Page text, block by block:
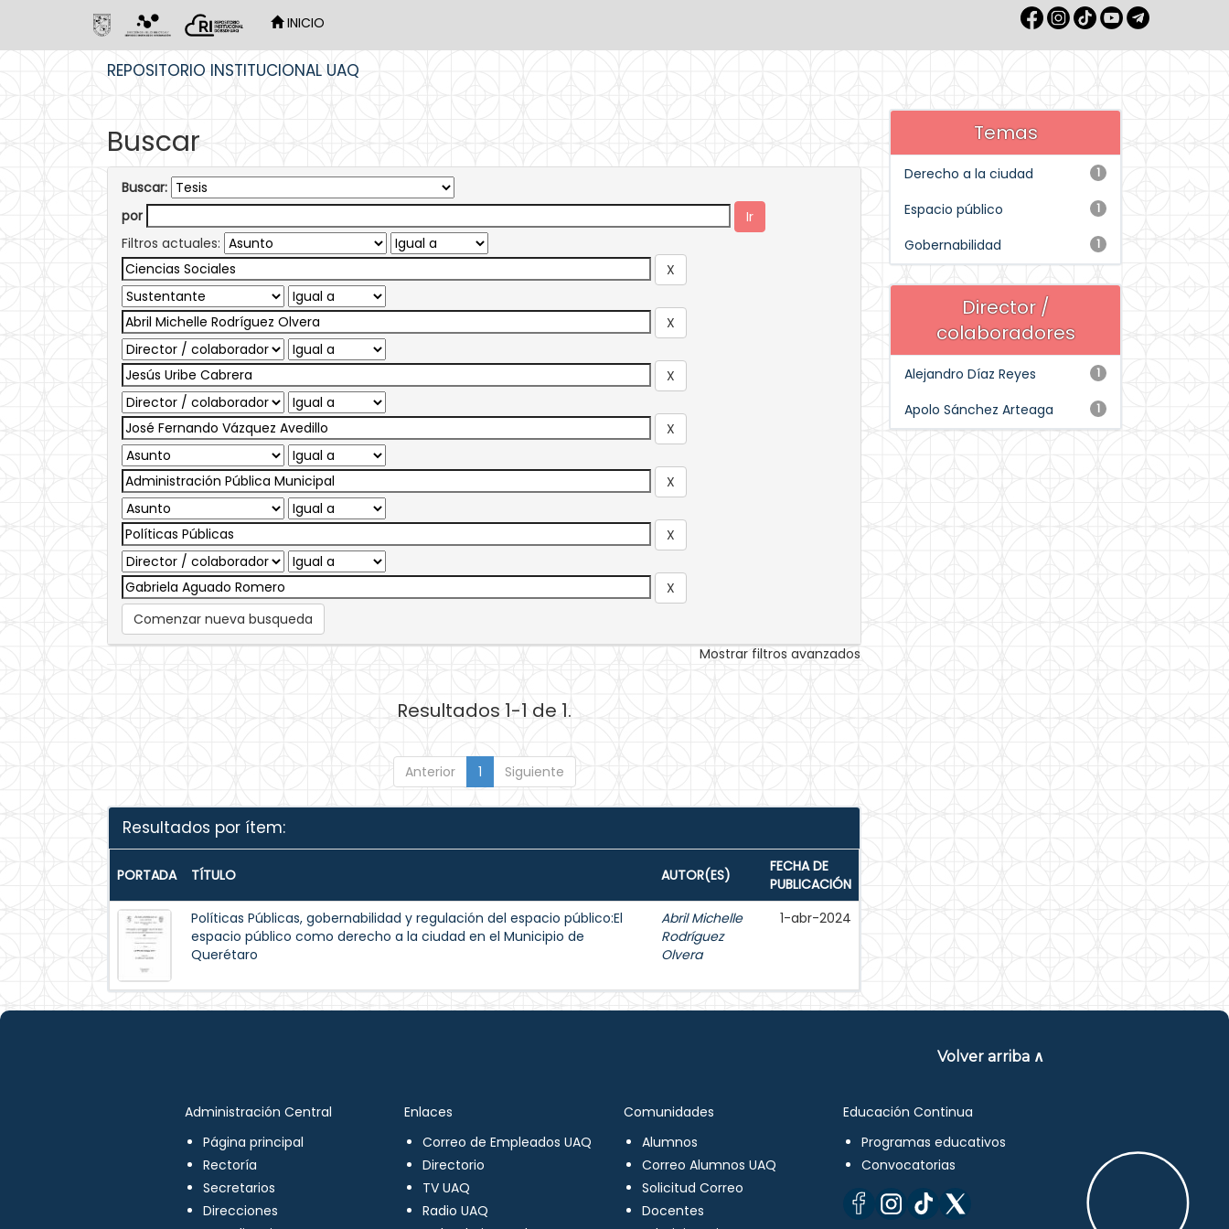
INICIO
REPOSITORIO INSTITUCIONAL UAQ
Buscar
Buscar:
por
Filtros actuales:
Comenzar nueva busqueda
Mostrar filtros avanzados
Resultados 1-1 de 1.
Anterior 1 Siguiente
Resultados por ítem:
PORTADA TÍTULO AUTOR(ES)
FECHA DE
PUBLICACIÓN
Políticas Públicas, gobernabilidad y regulación del espacio público:El
espacio público como derecho a la ciudad en el Municipio de
Querétaro
Abril Michelle
Rodríguez
Olvera
1-abr-2024
Temas
1
Derecho a la ciudad
1
Espacio público
1
Gobernabilidad
Director /
colaboradores
1
Alejandro Díaz Reyes
1
Apolo Sánchez Arteaga
Volver arriba ∧
Administración Central
Página principal
Rectoría
Secretarios
Direcciones
Enlaces
Correo de Empleados UAQ
Directorio
TV UAQ
Radio UAQ
Comunidades
Alumnos
Correo Alumnos UAQ
Solicitud Correo
Docentes
Educación Continua
Programas educativos
Convocatorias